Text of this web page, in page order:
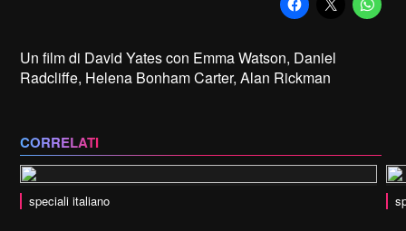
Un film di David Yates con Emma Watson, Daniel
Radcliffe, Helena Bonham Carter, Alan Rickman
CORRELATI
speciali italiano